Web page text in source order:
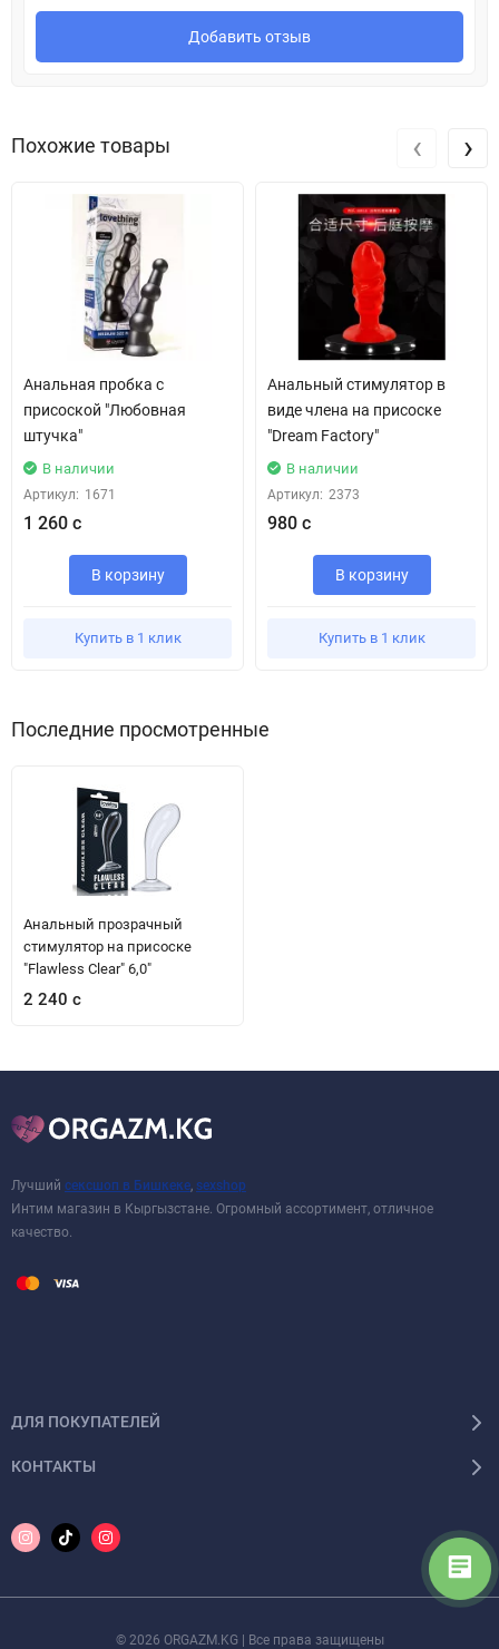
Добавить отзыв
Похожие товары
Анальная пробка с
присоской "Любовная
штучка"
В наличии
Артикул: 1671
1 260 с
В корзину
Купить в 1 клик
Анальный стимулятор в
виде члена на присоске
"Dream Factory"
В наличии
Артикул: 2373
980 с
В корзину
Купить в 1 клик
‹ ›
Последние просмотренные
Анальный прозрачный
стимулятор на присоске
"Flawless Clear" 6,0"
2 240 с
Лучший сексшоп в Бишкеке sexshop
Интим магазин в Кыргызстане. Огромный ассортимент, отличное
качество.
ДЛЯ ПОКУПАТЕЛЕЙ
КОНТАКТЫ
© 2026 ORGAZM.KG | Все права защищены